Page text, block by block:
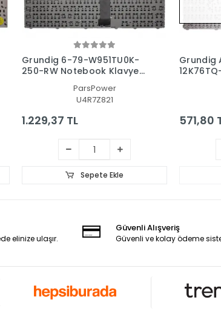
Grundig 6-79-W951TU0K-
250-RW Notebook Klavye
ParsPower
U4R7Z821
1.229,37 TL
Sepete Ekle
Grundig
571,80
elinize ulaşır.
Güvenli Alışveriş
Güvenli ve kolay ödeme